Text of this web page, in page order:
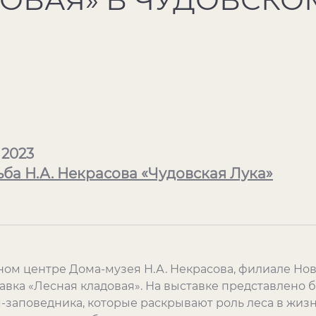
Н.А. Некрасова «Чудовская Лука»
центре Дома-музея Н.А. Некрасова, филиале
«Лесная кладовая». На выставке представлено
которые раскрывают роль леса в